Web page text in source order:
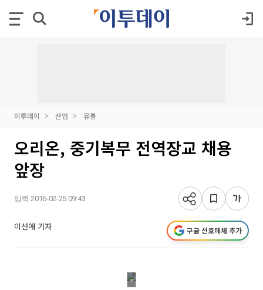
이투데이 산업 유통
오리온, 중기복무 전역장교 채용
앞장
입력 2016-02-25 09:43
이선애 기자 구글 선호매체 추가